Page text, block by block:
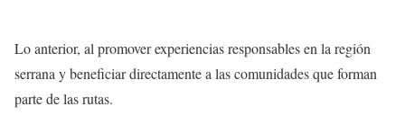
Lo anterior, al promover experiencias responsables en la región
serrana y beneficiar directamente a las comunidades que forman
parte de las rutas.